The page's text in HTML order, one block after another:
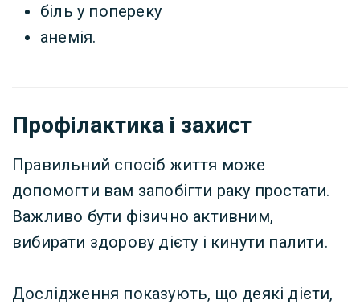
біль у попереку
анемія.
Профілактика і захист
Правильний спосіб життя може
допомогти вам запобігти раку простати.
Важливо бути фізично активним,
вибирати здорову дієту і кинути палити.
Дослідження показують, що деякі дієти,